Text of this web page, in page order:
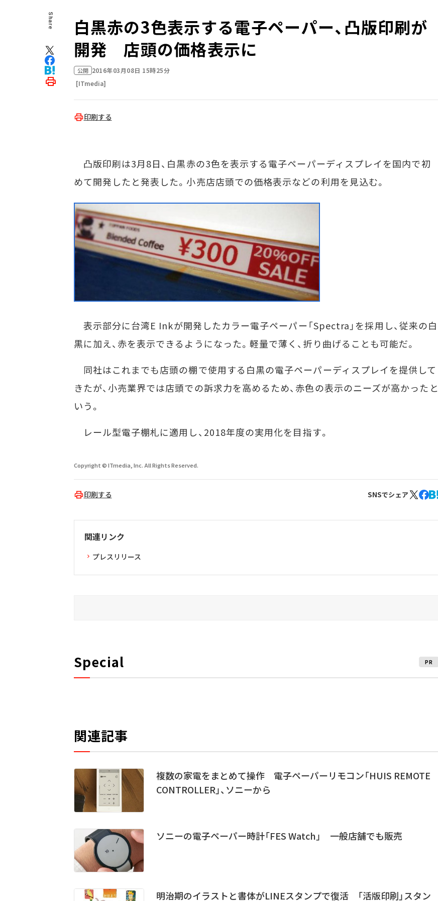
Share
白黒赤の3色表示する電子ペーパー、凸版印刷が
開発 店頭の価格表示に
公開 2016年03月08日 15時25分
[ITmedia]
印刷する
凸版印刷は3月8日、白黒赤の3色を表示する電子ペーパーディスプレイを国内で初
めて開発したと発表した。小売店店頭での価格表示などの利用を見込む。
表示部分に台湾E Inkが開発したカラー電子ペーパー「Spectra」を採用し、従来の白
黒に加え、赤を表示できるようになった。軽量で薄く、折り曲げることも可能だ。
同社はこれまでも店頭の棚で使用する白黒の電子ペーパーディスプレイを提供して
きたが、小売業界では店頭での訴求力を高めるため、赤色の表示のニーズが高かったと
いう。
レール型電子棚札に適用し、2018年度の実用化を目指す。
Copyright © ITmedia, Inc. All Rights Reserved.
印刷する SNSでシェア
関連リンク
プレスリリース
Special PR
関連記事
複数の家電をまとめて操作 電子ペーパーリモコン「HUIS REMOTE
CONTROLLER」、ソニーから
ソニーの電子ペーパー時計「FES Watch」 一般店舗でも販売
明治期のイラストと書体がLINEスタンプで復活 「活版印刷」スタン